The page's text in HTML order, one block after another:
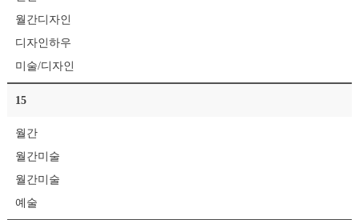
월간디자인
디자인하우
미술/디자인
15
월간
월간미술
월간미술
예술